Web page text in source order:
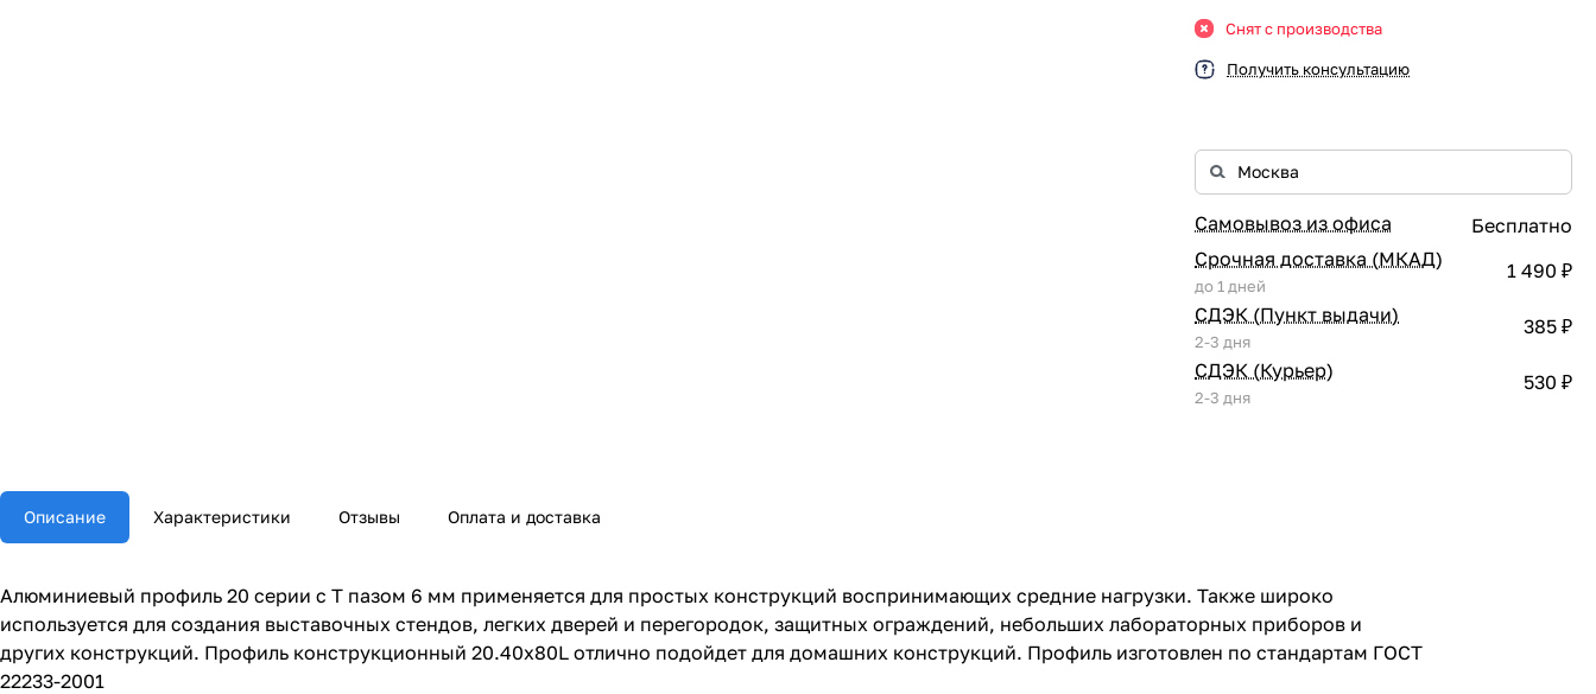
Снят с производства
Получить консультацию
Самовывоз из офиса
Бесплатно
Срочная доставка (МКАД)
до 1 дней
1 490 ₽
СДЭК (Пункт выдачи)
2-3 дня
385 ₽
СДЭК (Курьер)
2-3 дня
530 ₽
Описание Характеристики Отзывы Оплата и доставка
Алюминиевый профиль 20 серии с Т пазом 6 мм применяется для простых конструкций воспринимающих средние нагрузки. Также широко
используется для создания выставочных стендов, легких дверей и перегородок, защитных ограждений, небольших лабораторных приборов и
других конструкций. Профиль конструкционный 20.40х80L отлично подойдет для домашних конструкций. Профиль изготовлен по стандартам ГОСТ
22233-2001